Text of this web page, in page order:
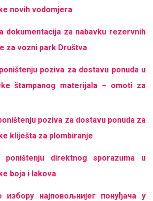
novih vodomjera
dokumentacija za nabavku rezervnih
za vozni park Društva
poziva za dostavu ponuda u
štampanog materijala – omoti za
poziva za dostavu ponuda za
kliješta za plombiranje
poništenju direktnog sporazuma u
boja i lakova
избору најповољнијег понуђача у